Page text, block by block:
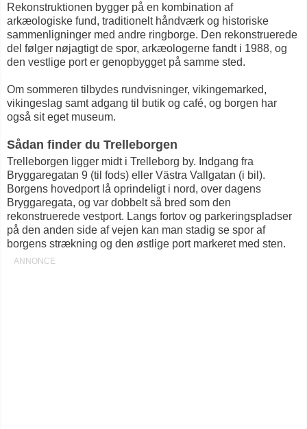
Rekonstruktionen bygger på en kombination af
arkæologiske fund, traditionelt håndværk og historiske
sammenligninger med andre ringborge. Den rekonstruerede
del følger nøjagtigt de spor, arkæologerne fandt i 1988, og
den vestlige port er genopbygget på samme sted.
Om sommeren tilbydes rundvisninger, vikingemarked,
vikingeslag samt adgang til butik og café, og borgen har
også sit eget museum.
Sådan finder du Trelleborgen
Trelleborgen ligger midt i Trelleborg by. Indgang fra
Bryggaregatan 9 (til fods) eller Västra Vallgatan (i bil).
Borgens hovedport lå oprindeligt i nord, over dagens
Bryggaregata, og var dobbelt så bred som den
rekonstruerede vestport. Langs fortov og parkeringspladser
på den anden side af vejen kan man stadig se spor af
borgens strækning og den østlige port markeret med sten.